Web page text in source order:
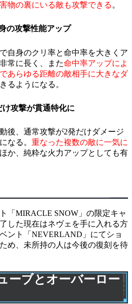
物の裏にいる敵も攻撃できる 。
の攻撃性能アップ
自身のクリ率と命中率を大きくア
常に長く、また命中率アップによ
あらゆる距離の敵相手に大きなダ
るようになる。
攻撃が貫通特化に
後、通常攻撃が2発だけダメージ
なる。 重なった複数の敵に一気に
ほか、純粋な火力アップとしても有
「MIRACLE SNOW」の限定キャ
した現在はネヴェを手に入れる方
ント「NEVERLAND」にてショ
め、未所持の人は今後の復刻を待
ーブとオーバーロー